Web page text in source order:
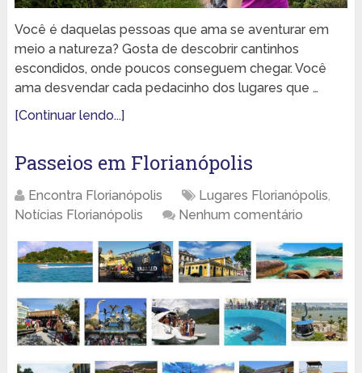
Você é daquelas pessoas que ama se aventurar em
meio a natureza? Gosta de descobrir cantinhos
escondidos, onde poucos conseguem chegar. Você
ama desvendar cada pedacinho dos lugares que …
[Continuar lendo...]
Passeios em Florianópolis
Encontra Florianópolis Lugares Florianópolis,
Notícias Florianópolis
Nenhum comentário